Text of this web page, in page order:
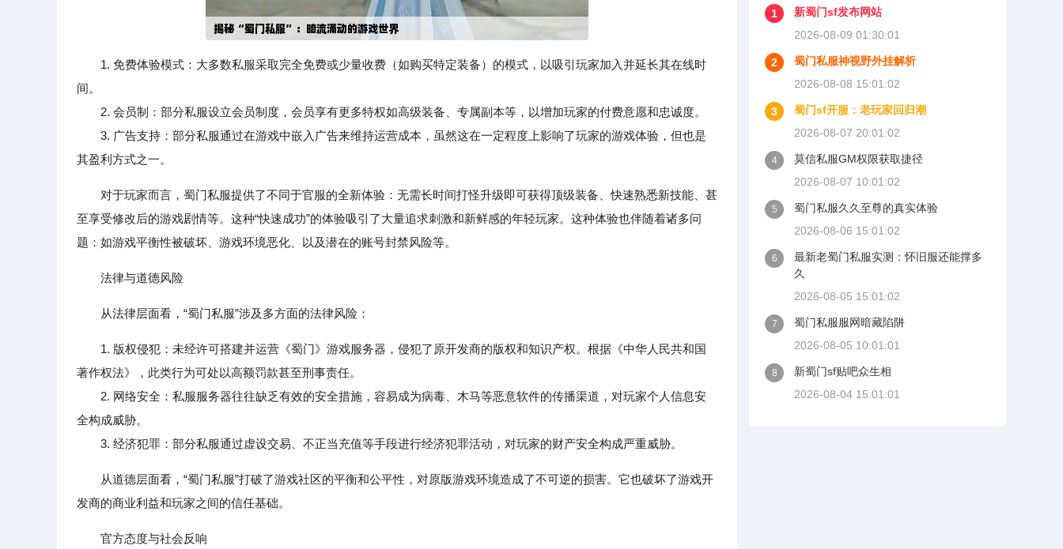
1. 免费体验模式：大多数私服采取完全免费或少量收费（如购买特定装备）的模式，以吸引玩家加入并延长其在线时
间。
2. 会员制：部分私服设立会员制度，会员享有更多特权如高级装备、专属副本等，以增加玩家的付费意愿和忠诚度。
3. 广告支持：部分私服通过在游戏中嵌入广告来维持运营成本，虽然这在一定程度上影响了玩家的游戏体验，但也是
其盈利方式之一。
对于玩家而言，蜀门私服提供了不同于官服的全新体验：无需长时间打怪升级即可获得顶级装备、快速熟悉新技能、甚
至享受修改后的游戏剧情等。这种“快速成功”的体验吸引了大量追求刺激和新鲜感的年轻玩家。这种体验也伴随着诸多问
题：如游戏平衡性被破坏、游戏环境恶化、以及潜在的账号封禁风险等。
法律与道德风险
从法律层面看，“蜀门私服”涉及多方面的法律风险：
1. 版权侵犯：未经许可搭建并运营《蜀门》游戏服务器，侵犯了原开发商的版权和知识产权。根据《中华人民共和国
著作权法》，此类行为可处以高额罚款甚至刑事责任。
2. 网络安全：私服服务器往往缺乏有效的安全措施，容易成为病毒、木马等恶意软件的传播渠道，对玩家个人信息安
全构成威胁。
3. 经济犯罪：部分私服通过虚设交易、不正当充值等手段进行经济犯罪活动，对玩家的财产安全构成严重威胁。
从道德层面看，“蜀门私服”打破了游戏社区的平衡和公平性，对原版游戏环境造成了不可逆的损害。它也破坏了游戏开
发商的商业利益和玩家之间的信任基础。
官方态度与社会反响
1
新蜀门sf发布网站
2026-08-09 01:30:01
2
蜀门私服神视野外挂解析
2026-08-08 15:01:02
3
蜀门sf开服：老玩家回归潮
2026-08-07 20:01:02
4
莫信私服GM权限获取捷径
2026-08-07 10:01:02
5
蜀门私服久久至尊的真实体验
2026-08-06 15:01:02
6
最新老蜀门私服实测：怀旧服还能撑多
久
2026-08-05 15:01:02
7
蜀门私服服网暗藏陷阱
2026-08-05 10:01:01
8
新蜀门sf贴吧众生相
2026-08-04 15:01:01